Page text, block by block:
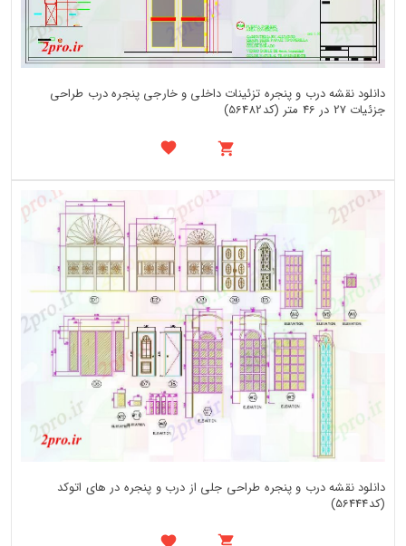
دانلود نقشه درب و پنجره تزئینات داخلی و خارجی پنجره درب طراحی
جزئیات 27 در 46 متر (کد56482)
دانلود نقشه درب و پنجره طراحی جلی از درب و پنجره در های اتوکد
(کد56444)